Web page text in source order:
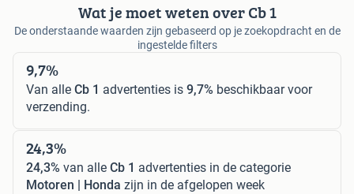
Wat je moet weten over Cb 1
De onderstaande waarden zijn gebaseerd op je zoekopdracht en de
ingestelde filters
9,7%
Van alle Cb 1 advertenties is 9,7% beschikbaar voor
verzending.
24,3%
24,3% van alle Cb 1 advertenties in de categorie
Motoren | Honda zijn in de afgelopen week